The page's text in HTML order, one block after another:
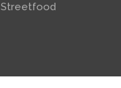
Streetfood